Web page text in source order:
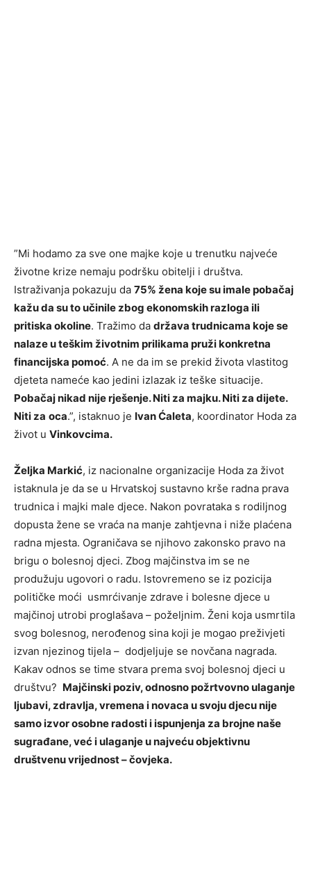
”Mi hodamo za sve one majke koje u trenutku najveće
životne krize nemaju podršku obitelji i društva.
Istraživanja pokazuju da 75% žena koje su imale pobačaj
kažu da su to učinile zbog ekonomskih razloga ili
pritiska okoline. Tražimo da država trudnicama koje se
nalaze u teškim životnim prilikama pruži konkretna
financijska pomoć. A ne da im se prekid života vlastitog
djeteta nameće kao jedini izlazak iz teške situacije.
Pobačaj nikad nije rješenje. Niti za majku. Niti za dijete.
Niti za oca.”, istaknuo je Ivan Ćaleta, koordinator Hoda za
život u Vinkovcima.
Željka Markić, iz nacionalne organizacije Hoda za život
istaknula je da se u Hrvatskoj sustavno krše radna prava
trudnica i majki male djece. Nakon povrataka s rodiljnog
dopusta žene se vraća na manje zahtjevna i niže plaćena
radna mjesta. Ograničava se njihovo zakonsko pravo na
brigu o bolesnoj djeci. Zbog majčinstva im se ne
produžuju ugovori o radu. Istovremeno se iz pozicija
političke moći usmrćivanje zdrave i bolesne djece u
majčinoj utrobi proglašava – poželjnim. Ženi koja usmrtila
svog bolesnog, nerođenog sina koji je mogao preživjeti
izvan njezinog tijela – dodjeljuje se novčana nagrada.
Kakav odnos se time stvara prema svoj bolesnoj djeci u
društvu? Majčinski poziv, odnosno požrtvovno ulaganje
ljubavi, zdravlja, vremena i novaca u svoju djecu nije
samo izvor osobne radosti i ispunjenja za brojne naše
sugrađane, već i ulaganje u najveću objektivnu
društvenu vrijednost – čovjeka.